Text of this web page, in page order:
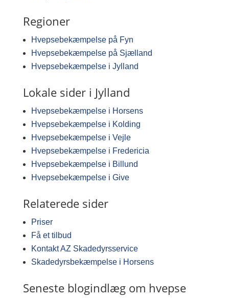
Regioner
Hvepsebekæmpelse på Fyn
Hvepsebekæmpelse på Sjælland
Hvepsebekæmpelse i Jylland
Lokale sider i Jylland
Hvepsebekæmpelse i Horsens
Hvepsebekæmpelse i Kolding
Hvepsebekæmpelse i Vejle
Hvepsebekæmpelse i Fredericia
Hvepsebekæmpelse i Billund
Hvepsebekæmpelse i Give
Relaterede sider
Priser
Få et tilbud
Kontakt AZ Skadedyrsservice
Skadedyrsbekæmpelse i Horsens
Seneste blogindlæg om hvepse